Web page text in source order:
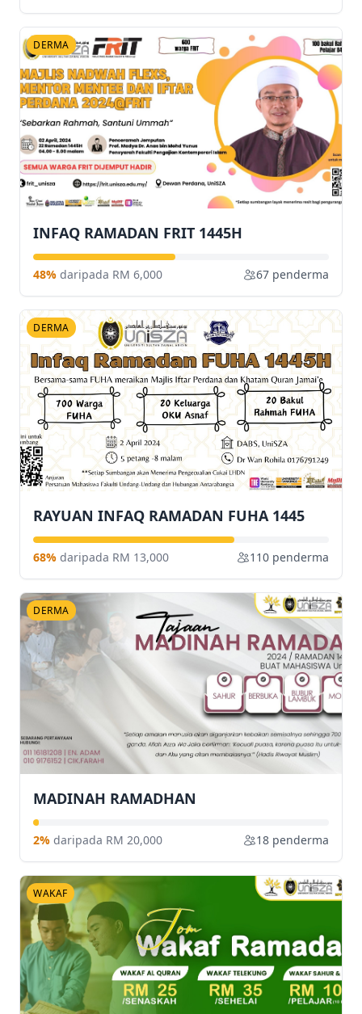
DERMA
INFAQ RAMADAN FRIT 1445H
48% daripada RM 6,000 67 penderma
DERMA
RAYUAN INFAQ RAMADAN FUHA 1445
68% daripada RM 13,000 110 penderma
DERMA
MADINAH RAMADHAN
2% daripada RM 20,000 18 penderma
WAKAF